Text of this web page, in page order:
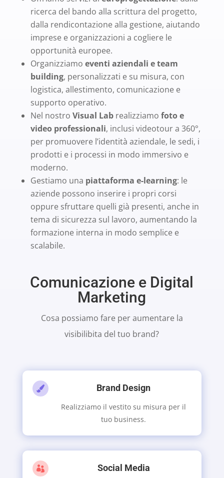
ricerca del bando alla scrittura del progetto,
dalla rendicontazione alla gestione, aiutando
imprese e organizzazioni a cogliere le
opportunità europee.
Organizziamo eventi aziendali e team
building, personalizzati e su misura, con
logistica, allestimento, comunicazione e
supporto operativo.
Nel nostro Visual Labrealizziamo foto e
video professionali, inclusi videotour a 360°,
per promuovere l’identità aziendale, le sedi, i
prodotti e i processi in modo immersivo e
moderno.
Gestiamo una piattaforma e-learning: le
aziende possono inserire i propri corsi
oppure sfruttare quelli già presenti, anche in
tema di sicurezza sul lavoro, aumentando la
formazione interna in modo semplice e
scalabile.
Comunicazione e Digital
Marketing
Cosa possiamo fare per aumentare la
visibilibita del tuo brand?
 Brand Design
Realizziamo il vestito su misura per il
tuo business.
 Social Media